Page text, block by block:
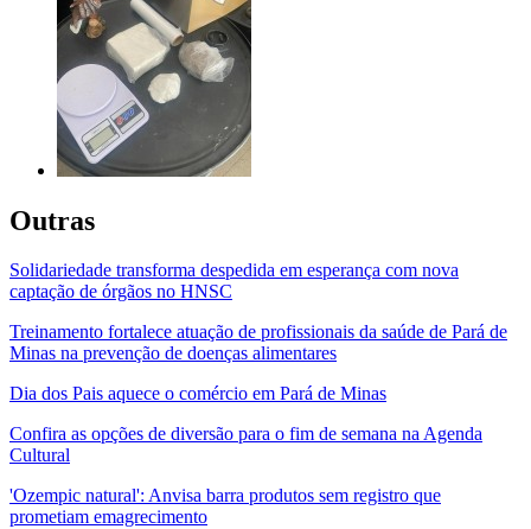
Outras
Solidariedade transforma despedida em esperança com nova
captação de órgãos no HNSC
Treinamento fortalece atuação de profissionais da saúde de Pará de
Minas na prevenção de doenças alimentares
Dia dos Pais aquece o comércio em Pará de Minas
Confira as opções de diversão para o fim de semana na Agenda
Cultural
'Ozempic natural': Anvisa barra produtos sem registro que
prometiam emagrecimento